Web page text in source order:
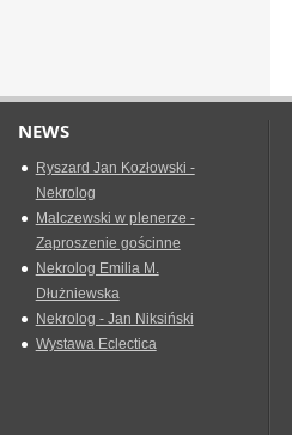
NEWS
Ryszard Jan Kozłowski -
Nekrolog
Malczewski w plenerze -
Zaproszenie gościnne
Nekrolog Emilia M.
Dłużniewska
Nekrolog - Jan Niksiński
Wystawa Eclectica